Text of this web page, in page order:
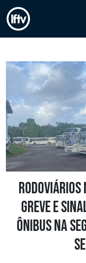
greve e
ônibus na